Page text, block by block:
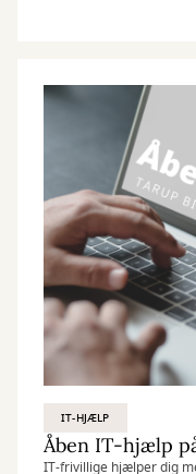
IT-HJÆLP
Åben IT-hjælp
IT-frivillige hjælper dig